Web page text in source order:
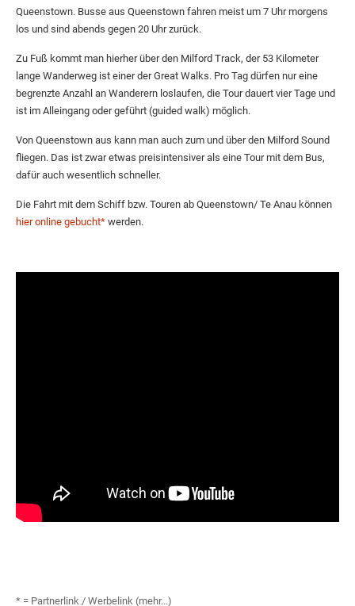
Queenstown. Busse aus Queenstown fahren meist um 7 Uhr morgens
los und sind abends gegen 20 Uhr zurück.
Zu Fuß kommt man hierher über den Milford Track, der 53 Kilometer
lange Wanderweg ist einer der Great Walks. Pro Tag dürfen nur eine
begrenzte Anzahl an Wanderern loslaufen, die Tour dauert vier Tage und
ist im Alleingang oder geführt (guided walk) möglich.
Von Queenstown aus kann man auch zum und über den Milford Sound
fliegen. Das ist zwar etwas preisintensiver als eine Tour mit dem Bus,
dafür auch wesentlich schneller.
Die Fahrt mit dem Schiff bzw. Touren ab Queenstown/ Te Anau können
hier online gebucht* werden.
* = Partnerlink / Werbelink (mehr...)